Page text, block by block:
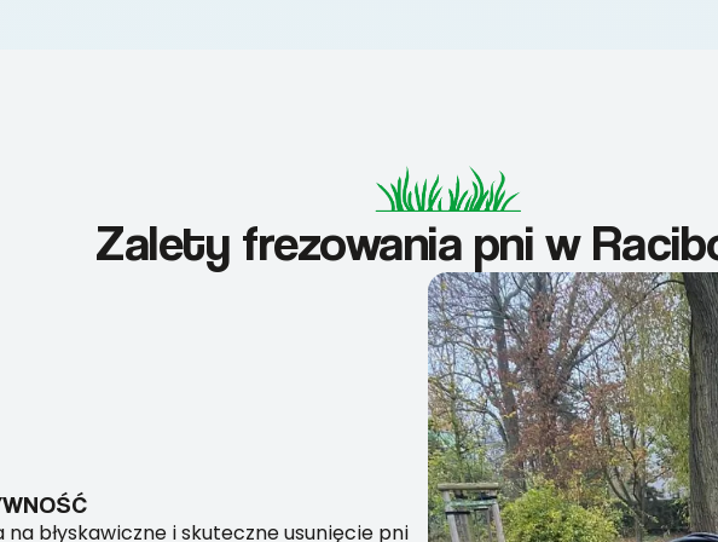
Zalety frezowania pni w
błyskawiczne i skuteczne usunięcie pni